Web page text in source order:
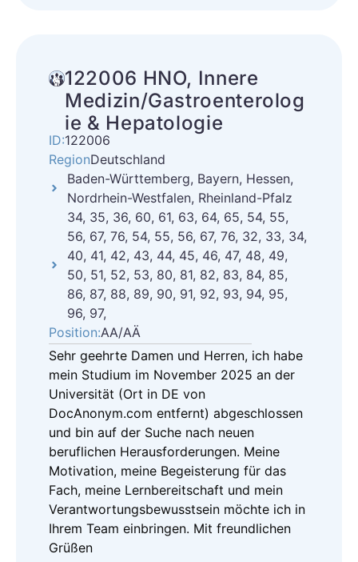
122006 HNO, Innere
Medizin/Gastroenterolog
ie & Hepatologie
ID:122006
RegionDeutschland
Baden-Württemberg, Bayern, Hessen,
Nordrhein-Westfalen, Rheinland-Pfalz
34, 35, 36, 60, 61, 63, 64, 65, 54, 55,
56, 67, 76, 54, 55, 56, 67, 76, 32, 33, 34,
40, 41, 42, 43, 44, 45, 46, 47, 48, 49,
50, 51, 52, 53, 80, 81, 82, 83, 84, 85,
86, 87, 88, 89, 90, 91, 92, 93, 94, 95,
96, 97,
Position:AA/AÄ
Sehr geehrte Damen und Herren, ich habe
mein Studium im November 2025 an der
Universität (Ort in DE von
DocAnonym.com entfernt) abgeschlossen
und bin auf der Suche nach neuen
beruflichen Herausforderungen. Meine
Motivation, meine Begeisterung für das
Fach, meine Lernbereitschaft und mein
Verantwortungsbewusstsein möchte ich in
Ihrem Team einbringen. Mit freundlichen
Grüßen